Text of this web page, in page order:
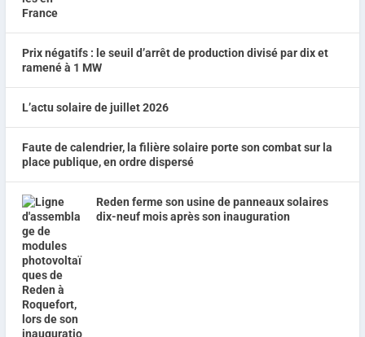
Prix négatifs : le seuil d’arrêt de production divisé par dix et
ramené à 1 MW
L’actu solaire de juillet 2026
Faute de calendrier, la filière solaire porte son combat sur la
place publique, en ordre dispersé
Reden ferme son usine de panneaux solaires
dix-neuf mois après son inauguration